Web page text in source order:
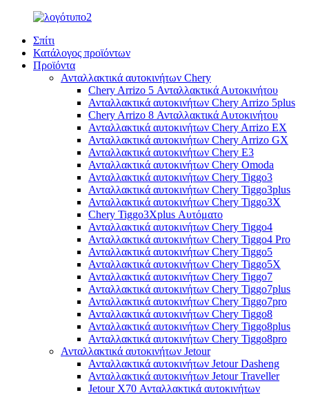
Σπίτι
Κατάλογος προϊόντων
Προϊόντα
Ανταλλακτικά αυτοκινήτων Chery
Chery Arrizo 5 Ανταλλακτικά Αυτοκινήτου
Ανταλλακτικά αυτοκινήτων Chery Arrizo 5plus
Chery Arrizo 8 Ανταλλακτικά Αυτοκινήτου
Ανταλλακτικά αυτοκινήτων Chery Arrizo EX
Ανταλλακτικά αυτοκινήτων Chery Arrizo GX
Ανταλλακτικά αυτοκινήτων Chery E3
Ανταλλακτικά αυτοκινήτων Chery Omoda
Ανταλλακτικά αυτοκινήτων Chery Tiggo3
Ανταλλακτικά αυτοκινήτων Chery Tiggo3plus
Ανταλλακτικά αυτοκινήτων Chery Tiggo3X
Chery Tiggo3Xplus Αυτόματο
Ανταλλακτικά αυτοκινήτων Chery Tiggo4
Ανταλλακτικά αυτοκινήτων Chery Tiggo4 Pro
Ανταλλακτικά αυτοκινήτων Chery Tiggo5
Ανταλλακτικά αυτοκινήτων Chery Tiggo5X
Ανταλλακτικά αυτοκινήτων Chery Tiggo7
Ανταλλακτικά αυτοκινήτων Chery Tiggo7plus
Ανταλλακτικά αυτοκινήτων Chery Tiggo7pro
Ανταλλακτικά αυτοκινήτων Chery Tiggo8
Ανταλλακτικά αυτοκινήτων Chery Tiggo8plus
Ανταλλακτικά αυτοκινήτων Chery Tiggo8pro
Ανταλλακτικά αυτοκινήτων Jetour
Ανταλλακτικά αυτοκινήτων Jetour Dasheng
Ανταλλακτικά αυτοκινήτων Jetour Traveller
Jetour X70 Ανταλλακτικά αυτοκινήτων